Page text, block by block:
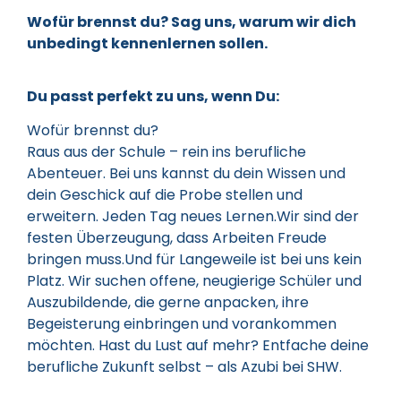
Wofür brennst du? Sag uns, warum wir dich
unbedingt kennenlernen sollen.
Du passt perfekt zu uns, wenn Du:
Wofür brennst du?
Raus aus der Schule – rein ins berufliche
Abenteuer. Bei uns kannst du dein Wissen und
dein Geschick auf die Probe stellen und
erweitern. Jeden Tag neues Lernen.Wir sind der
festen Überzeugung, dass Arbeiten Freude
bringen muss.Und für Langeweile ist bei uns kein
Platz. Wir suchen offene, neugierige Schüler und
Auszubildende, die gerne anpacken, ihre
Begeisterung einbringen und vorankommen
möchten. Hast du Lust auf mehr? Entfache deine
berufliche Zukunft selbst – als Azubi bei SHW.